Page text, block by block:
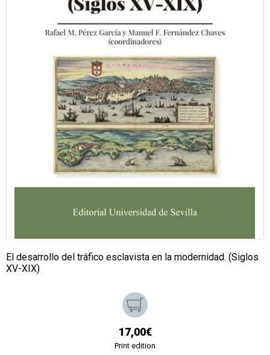
El desarrollo del tráfico esclavista en la modernidad. (Siglos
XV-XIX)
17,00€
Print edition